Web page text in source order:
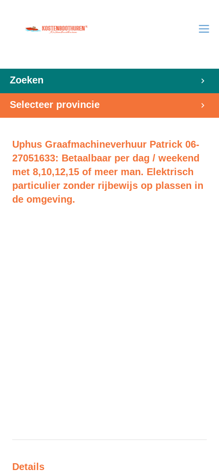
Zoeken
Selecteer provincie
Uphus Graafmachineverhuur Patrick 06-
27051633: Betaalbaar per dag / weekend
met 8,10,12,15 of meer man. Elektrisch
particulier zonder rijbewijs op plassen in
de omgeving.
Details